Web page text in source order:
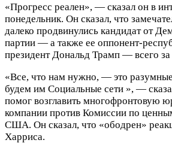
«Прогресс реален», — сказал он в
понедельник. Он сказал, что
далеко продвинулись кандидат от
партии — а также ее оппонент-
президент Дональд Трамп — всего за
«Все, что нам нужно, — это
будем им Социальные сети », —
помог возглавить многофронтовую
компании против Комиссии по
США. Он сказал, что «ободрен»
Харриса.